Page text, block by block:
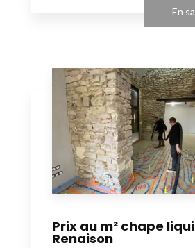
En
Prix au m² chape
Renaison